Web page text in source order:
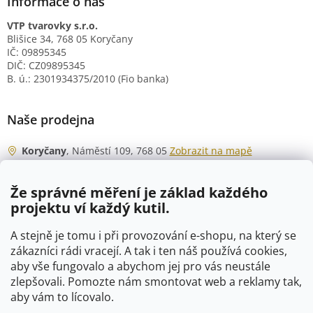
Že správné měření je základ každého
projektu ví každý kutil.
A stejně je tomu i při provozování e-shopu, na který se
zákazníci rádi vracejí. A tak i ten náš používá cookies,
aby vše fungovalo a abychom jej pro vás neustále
zlepšovali. Pomozte nám smontovat web a reklamy tak,
aby vám to lícovalo.
VTP tvarovky s.r.o.
Blišice 34, 768 05 Koryčany
IČ: 09895345
DIČ: CZ09895345
B. ú.: 2301934375/2010 (Fio banka)
Naše prodejna
Koryčany, Náměstí 109, 768 05 Zobrazit na mapě
Po - Čt
06:00 - 07:00
07:30 - 15:30
Pá
06:00 - 07:00
07:30 - 15:00
So
07:00 - 10:00
Ne
zavřeno